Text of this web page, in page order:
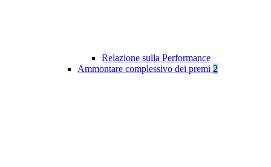
Relazione sulla Performance
Ammontare complessivo dei premi 2